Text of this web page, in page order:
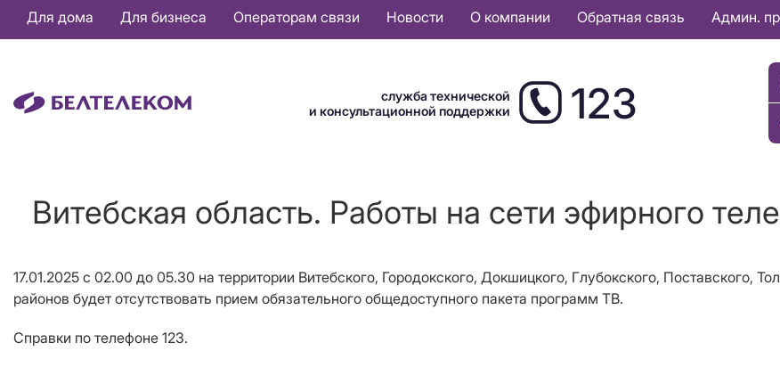
Основная
навигация
Для дома Для бизнеса Операторам связи Новости О компании Обратная связь Админ.
служба технической
и консультационной поддержки
123
Витебская область. Работы на сети эфирного
17.01.2025 с 02.00 до 05.30 на территории Витебского, Городокского, Докшицкого, Глубокского, Поставского,
районов будет отсутствовать прием обязательного общедоступного пакета программ ТВ.
Справки по телефоне 123.